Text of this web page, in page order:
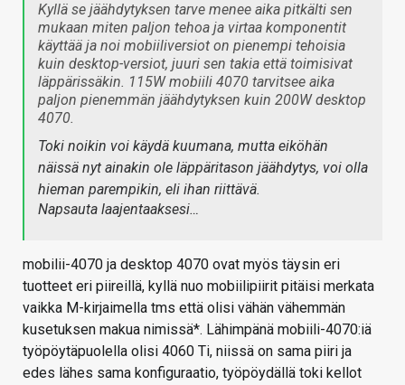
Kyllä se jäähdytyksen tarve menee aika pitkälti sen
mukaan miten paljon tehoa ja virtaa komponentit
käyttää ja noi mobiiliversiot on pienempi tehoisia
kuin desktop-versiot, juuri sen takia että toimisivat
läppärissäkin. 115W mobiili 4070 tarvitsee aika
paljon pienemmän jäähdytyksen kuin 200W desktop
4070.
Toki noikin voi käydä kuumana, mutta eiköhän
näissä nyt ainakin ole läppäritason jäähdytys, voi olla
hieman parempikin, eli ihan riittävä.
Napsauta laajentaaksesi…
mobilii-4070 ja desktop 4070 ovat myös täysin eri
tuotteet eri piireillä, kyllä nuo mobiilipiirit pitäisi merkata
vaikka M-kirjaimella tms että olisi vähän vähemmän
kusetuksen makua nimissä*. Lähimpänä mobiili-4070:iä
työpöytäpuolella olisi 4060 Ti, niissä on sama piiri ja
edes lähes sama konfiguraatio, työpöydällä toki kellot